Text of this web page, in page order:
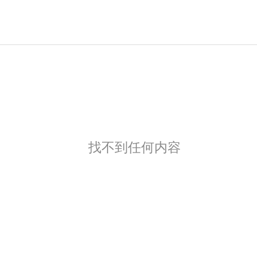
找不到任何内容